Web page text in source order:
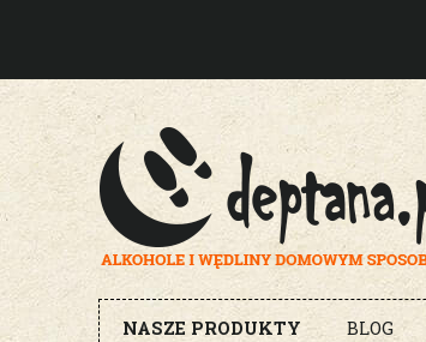
NASZE PRODUKTY BLOG